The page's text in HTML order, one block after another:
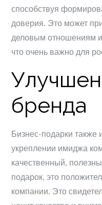
способствуя
доверия. Это может
деловым отношениям
что очень важно для
бренда
Бизнес-подарки также
укреплении имиджа
качественный,
подарок, это
компании. Это